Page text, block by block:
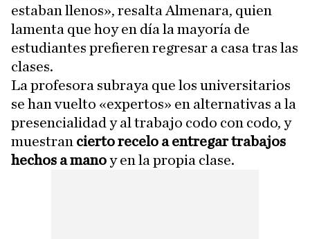
estaban llenos», resalta Almenara, quien
lamenta que hoy en día la mayoría de
estudiantes prefieren regresar a casa tras las
clases.
La profesora subraya que los universitarios
se han vuelto «expertos» en alternativas a la
presencialidad y al trabajo codo con codo, y
muestran cierto recelo a entregar trabajos
hechos a manoy en la propia clase.